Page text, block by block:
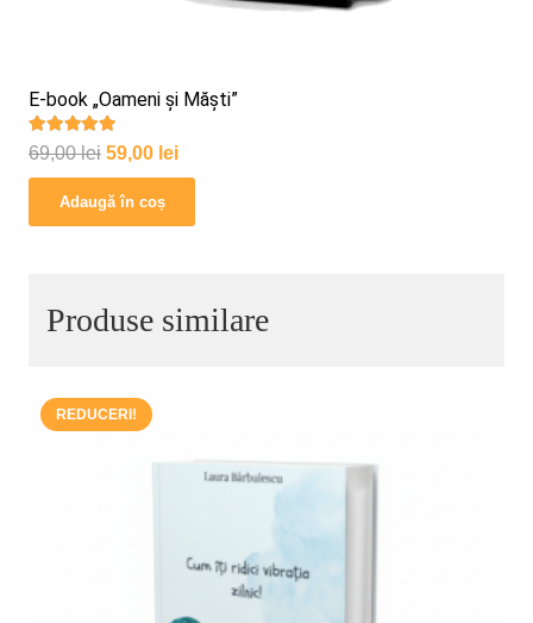
E-book „Oameni și Măști”
Evaluat la 5.00 din 5
69,00lei Prețul
59,00 leiPrețul
curent
este:
Adaugă în coș
Produse similare
REDUCERI!